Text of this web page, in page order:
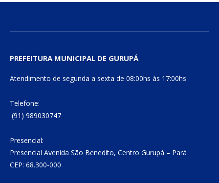
PREFEITURA MUNICIPAL DE GURUPÁ
Atendimento de segunda a sexta de 08:00hs às 17:00hs
Telefone:
(91) 989030747
Presencial:
Presencial Avenida São Benedito, Centro Gurupá – Pará
CEP: 68.300-000